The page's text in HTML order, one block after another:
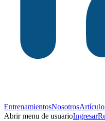
EntrenamientosNosotros
Abrir menu de usuarioIngresar